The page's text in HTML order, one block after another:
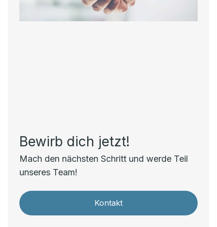
Bewirb dich jetzt!
Mach den nächsten Schritt und werde Teil
unseres Team!
Kontakt